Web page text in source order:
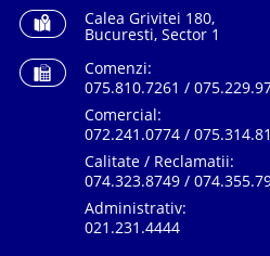
Calea Grivitei 180,
Bucuresti, Sector 1
Comenzi:
075.810.7261 /
Comercial:
072.241.0774 /
Calitate / Reclamatii:
074.323.8749 /
Administrativ:
021.231.4444